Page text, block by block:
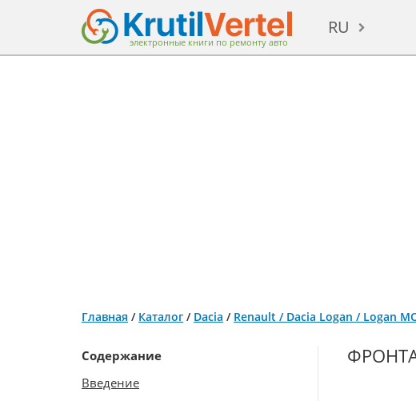
электронные книги по ремонту авто
RU
Главная / Каталог / Dacia / Renault / Dacia Logan / Logan
Содержание
Введение